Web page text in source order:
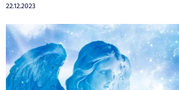
22.12.2023